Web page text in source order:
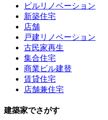
ビルリノベーション
新築住宅
店舗
戸建リノベーション
古民家再生
集合住宅
商業ビル建替
賃貸住宅
店舗兼住宅
建築家でさがす